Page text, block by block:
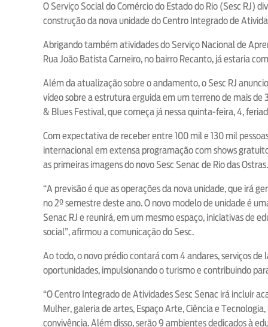
O Serviço Social do Comércio do Estado do Rio (Sesc RJ)
construção da nova unidade do Centro Integrado de
Abrigando também atividades do Serviço Nacional de
Rua João Batista Carneiro, no bairro Recanto, já estaria
Além da atualização sobre o andamento, o Sesc RJ
vídeo sobre a estrutura erguida em um terreno de mais de
& Blues Festival, que começa já nessa quinta-feira, 4,
Com expectativa de receber entre 100 mil e 130 mil
internacional em extensa programação com shows
as primeiras imagens do novo Sesc Senac de Rio das Ostras.
“A previsão é que as operações da nova unidade, que irá
no 2º semestre deste ano. O novo modelo de unidade é
Senac RJ e reunirá, em um mesmo espaço, iniciativas de
social”, afirmou a comunicação do Sesc.
Ao todo, o novo prédio contará com 4 andares, serviços
oportunidades, impulsionando o turismo e contribuindo
“O Centro Integrado de Atividades Sesc Senac irá incluir
Mulher, galeria de artes, Espaço Arte, Ciência e
convivência. Além disso, serão 9 ambientes dedicados à